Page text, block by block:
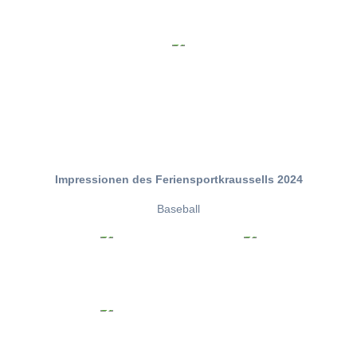
Impressionen des Feriensportkraussells 2024
Baseball